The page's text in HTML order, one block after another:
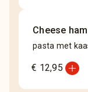
Cheese ham
pasta met
€ 12,95 add_circle